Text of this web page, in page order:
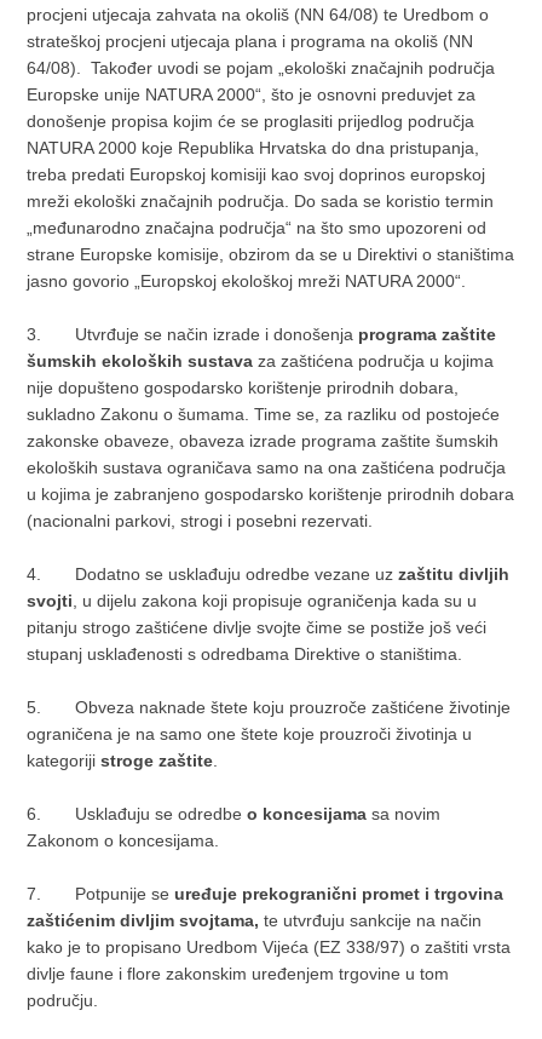
procjeni utjecaja zahvata na okoliš (NN 64/08) te Uredbom o
strateškoj procjeni utjecaja plana i programa na okoliš (NN
64/08). Također uvodi se pojam „ekološki značajnih područja
Europske unije NATURA 2000“, što je osnovni preduvjet za
donošenje propisa kojim će se proglasiti prijedlog područja
NATURA 2000 koje Republika Hrvatska do dna pristupanja,
treba predati Europskoj komisiji kao svoj doprinos europskoj
mreži ekološki značajnih područja. Do sada se koristio termin
„međunarodno značajna područja“ na što smo upozoreni od
strane Europske komisije, obzirom da se u Direktivi o staništima
jasno govorio „Europskoj ekološkoj mreži NATURA 2000“.
3. Utvrđuje se način izrade i donošenja programa zaštite
šumskih ekoloških sustava za zaštićena područja u kojima
nije dopušteno gospodarsko korištenje prirodnih dobara,
sukladno Zakonu o šumama. Time se, za razliku od postojeće
zakonske obaveze, obaveza izrade programa zaštite šumskih
ekoloških sustava ograničava samo na ona zaštićena područja
u kojima je zabranjeno gospodarsko korištenje prirodnih dobara
(nacionalni parkovi, strogi i posebni rezervati.
4. Dodatno se usklađuju odredbe vezane uzzaštitu divljih
svojti , u dijelu zakona koji propisuje ograničenja kada su u
pitanju strogo zaštićene divlje svojte čime se postiže još veći
stupanj usklađenosti s odredbama Direktive o staništima.
5.
Obveza naknade štete koju prouzroče zaštićene životinje
ograničena je na samo one štete koje prouzroči životinja u
kategorijistroge zaštite
6. Usklađuju se odredbeo koncesijama sa novim
Zakonom o koncesijama.
7. Potpunije seuređuje prekogranični promet i trgovina
zaštićenim divljim svojtama, te utvrđuju sankcije na način
kako je to propisano Uredbom Vijeća (EZ 338/97) o zaštiti vrsta
divlje faune i flore zakonskim uređenjem trgovine u tom
području.